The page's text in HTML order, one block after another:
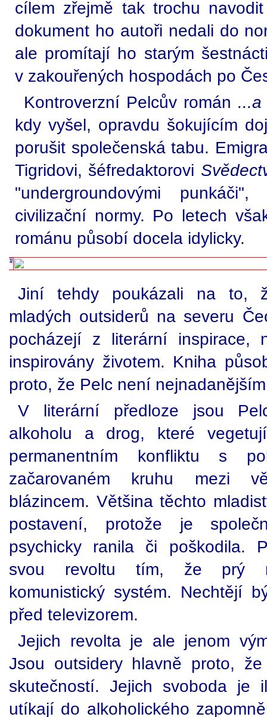
cílem zřejmě tak trochu
dokument ho autoři nedali do
ale promítají ho starým
v zakouřených hospodách po
Kontroverzní Pelcův román ...a
kdy vyšel, opravdu šokujícím
porušit společenská tabu.
Tigridovi, šéfredaktorovi
"undergroundovými
civilizační normy. Po letech
románu působí docela idylicky.
Jiní tehdy poukázali na to,
mladých outsiderů na severu
pocházejí z literární inspirace,
inspirovány životem. Kniha
proto, že Pelc není
V literární předloze jsou
alkoholu a drog, které
permanentním konfliktu s
začarovaném kruhu mezi
blázincem. Většina těchto
postavení, protože je
psychicky ranila či poškodila.
svou revoltu tím, že prý
komunistický systém. Nechtějí
před televizorem.
Jejich revolta je ale jenom
Jsou outsidery hlavně proto,
skutečností. Jejich svoboda je
utíkají do alkoholického